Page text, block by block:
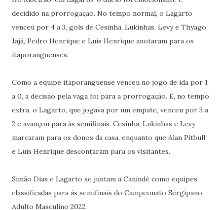
decidido na prorrogação. No tempo normal, o Lagarto
venceu por 4 a 3, gols de Cesinha, Lukinhas, Levy e Thyago.
Jajá, Pedro Henrique e Luis Henrique anotaram para os
itaporanguenses.
Como a equipe itaporanguense venceu no jogo de ida por 1
a 0, a decisão pela vaga foi para a prorrogação. E, no tempo
extra, o Lagarto, que jogava por um empate, venceu por 3 a
2 e avançou para às semifinais. Cesinha, Lukinhas e Levy
marcaram para os donos da casa, enquanto que Alan Pitbull
e Luis Henrique descontaram para os visitantes.
Simão Dias e Lagarto se juntam a Canindé como equipes
classificadas para às semifinais do Campeonato Sergipano
Adulto Masculino 2022.